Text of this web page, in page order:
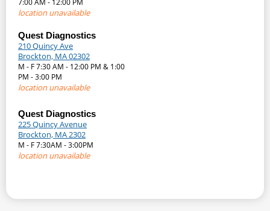
7:00 AM - 12:00 PM
location unavailable
Quest Diagnostics
210 Quincy Ave
Brockton, MA 02302
M - F 7:30 AM - 12:00 PM & 1:00
PM - 3:00 PM
location unavailable
Quest Diagnostics
225 Quincy Avenue
Brockton, MA 2302
M - F 7:30AM - 3:00PM
location unavailable